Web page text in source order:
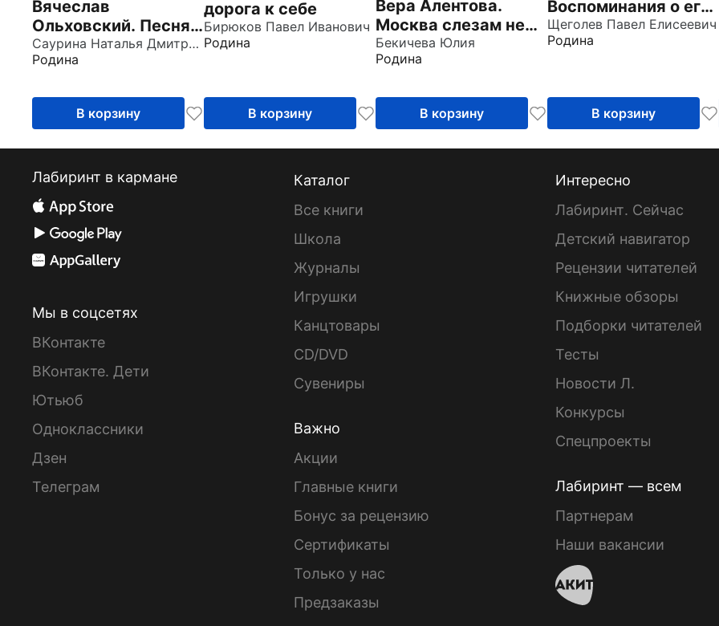
Вячеслав
Ольховский. Песня -
Судьба моя!
Саурина Наталья Дмитриевна
Родина
В корзину
дорога к себе
Бирюков Павел Иванович
Родина
В корзину
Вера Алентова.
Москва слезам не
верит...
Бекичева Юлия
Родина
В корзину
Воспоминания о его
жизни и смерти
Щеголев Павел Елисеевич
Родина
В корзину
Лабиринт в кармане
Мы в соцсетях
ВКонтакте
ВКонтакте. Дети
Ютьюб
Одноклассники
Дзен
Телеграм
Каталог
Все книги
Школа
Журналы
Игрушки
Канцтовары
CD/DVD
Сувениры
Важно
Акции
Главные книги
Бонус за рецензию
Сертификаты
Только у нас
Предзаказы
Интересно
Лабиринт. Сейчас
Детский навигатор
Рецензии читателей
Книжные обзоры
Подборки читателей
Тесты
Новости Л.
Конкурсы
Спецпроекты
Лабиринт — всем
Партнерам
Наши вакансии